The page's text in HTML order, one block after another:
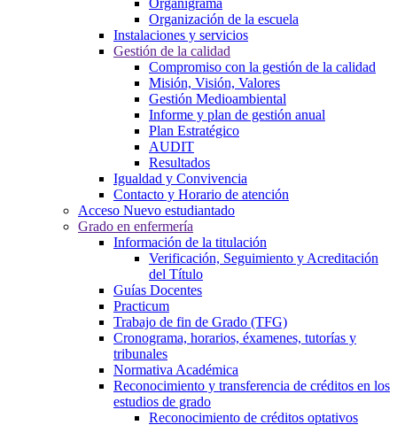
Organización de la escuela
Instalaciones y servicios
Gestión de la calidad
Compromiso con la gestión de la calidad
Misión, Visión, Valores
Gestión Medioambiental
Informe y plan de gestión anual
Plan Estratégico
AUDIT
Resultados
Igualdad y Convivencia
Contacto y Horario de atención
Acceso Nuevo estudiantado
Grado en enfermería
Información de la titulación
Verificación, Seguimiento y Acreditación
del Título
Guías Docentes
Practicum
Trabajo de fin de Grado (TFG)
Cronograma, horarios, éxamenes, tutorías y
tribunales
Normativa Académica
Reconocimiento y transferencia de créditos en los
estudios de grado
Reconocimiento de créditos optativos